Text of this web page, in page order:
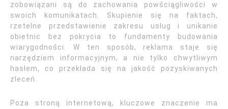
zobowiązani są do zachowania powściągliwości w
swoich komunikatach. Skupienie się na faktach,
rzetelne przedstawienie zakresu usług i unikanie
obietnic bez pokrycia to fundamenty budowania
wiarygodności. W ten sposób, reklama staje się
narzędziem informacyjnym, a nie tylko chwytliwym
hasłem, co przekłada się na jakość pozyskiwanych
zleceń.
Poza stroną internetową, kluczowe znaczenie ma